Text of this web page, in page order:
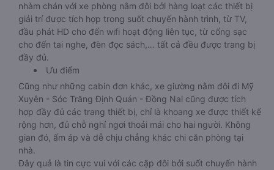
nhàm chán với xe phòng nằm đôi bởi hàng loạt các thiết bị
giải trí được tích hợp trong suốt chuyến hành trình, từ TV,
đầu phát HD cho đến wifi hoạt động liên tục, từ cổng sạc
cho đến tai nghe, đèn đọc sách,… tất cả đều được trang bị
đầy đủ.
Ưu điểm
Cũng như những cabin đơn khác, xe giường nằm đôi đi Mỹ
Xuyên - Sóc Trăng Định Quán - Đồng Nai cũng được tích
hợp đầy đủ các trang thiết bị, chỉ là khoang xe được thiết kế
rộng hơn, đủ chỗ nghỉ ngơi thoải mái cho hai người. Không
gian đó, ấm áp và dễ chịu chẳng khác chi căn phòng tại
nhà.
Đây quả là tin cực vui với các cặp đôi bởi suốt chuyến hành